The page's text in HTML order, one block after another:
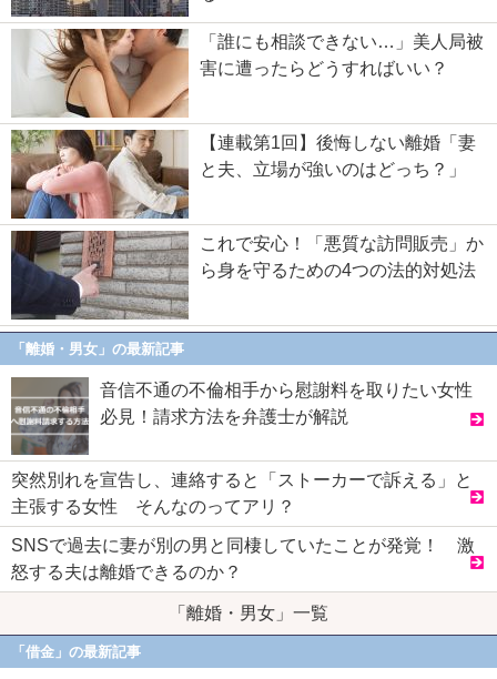
「誰にも相談できない…」美人局被
害に遭ったらどうすればいい？
【連載第1回】後悔しない離婚「妻
と夫、立場が強いのはどっち？」
これで安心！「悪質な訪問販売」か
ら身を守るための4つの法的対処法
「離婚・男女」の最新記事
音信不通の不倫相手から慰謝料を取りたい女性
必見！請求方法を弁護士が解説
突然別れを宣告し、連絡すると「ストーカーで訴える」と
主張する女性 そんなのってアリ？
SNSで過去に妻が別の男と同棲していたことが発覚！ 激
怒する夫は離婚できるのか？
「離婚・男女」一覧
「借金」の最新記事